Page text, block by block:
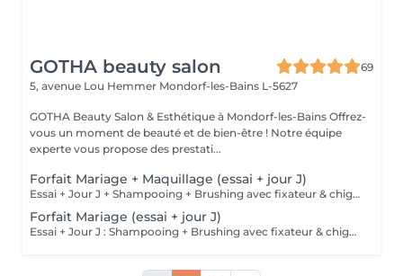
GOTHA beauty salon
69
5, avenue Lou Hemmer Mondorf-les-Bains L-5627
GOTHA Beauty Salon & Esthétique à Mondorf-les-Bains Offrez-
vous un moment de beauté et de bien-être ! Notre équipe
experte vous propose des prestati...
Forfait Mariage + Maquillage (essai + jour J)
Essai + Jour J + Shampooing + Brushing avec fixateur & chignon
Forfait Mariage (essai + jour J)
Essai + Jour J : Shampooing + Brushing avec fixateur & chignon